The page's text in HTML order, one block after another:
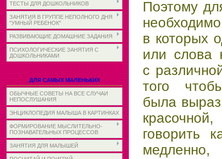
ТЕСТЫ ДЛЯ ДОШКОЛЬНИКОВ
ЗАНЯТИЯ В ГРУППЕ НЕПОЛНОГО ДНЯ
"УМНЫЙ РЕБЕНОК"
РАЗВИВАЮЩИЕ ДОМАШНИЕ ЗАДАНИЯ
ПСИХОЛОГИЧЕСКИЕ ЗАНЯТИЯ С
ДОШКОЛЬНИКАМИ
ДЛЯ САМЫХ МАЛЕНЬКИХ
ОБЫЧНЫЕ СОВЕТЫ НА ВСЕ СЛУЧАИ
НЕПОСЛУШАНИЯ
ЭНЦИКЛОПЕДИЯ МАЛЫША В КАРТИНКАХ
ФОРМИРОВАНИЕ МЫСЛИТЕЛЬНО-
ПОЗНАВАТЕЛЬНЫХ ПРОЦЕССОВ
ЗАНЯТИЯ ДЛЯ МАЛЫШЕЙ
Поэтому
в которых
или слова
с
того
была
говорить